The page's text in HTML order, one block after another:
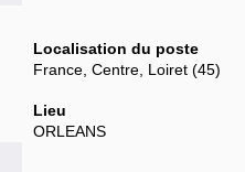
Localisation du poste
France, Centre, Loiret (45)
Lieu
ORLEANS